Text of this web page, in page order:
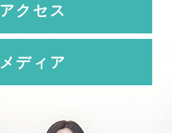
アクセス
メディア